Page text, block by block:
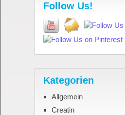
Follow Us!
Kategorien
Allgemein
Creatin